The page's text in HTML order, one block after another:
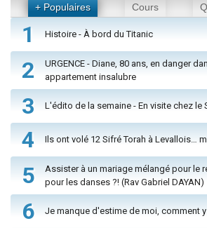
+ Populaires Cours
1 Histoire - À bord du Titanic
2
URGENCE - Diane, 80 ans, en danger
appartement insalubre
3 L'édito de la semaine - En visite chez le
4 Ils ont volé 12 Sifré Torah à Levallois…
5
Assister à un mariage mélangé pour le
pour les danses ?! (Rav Gabriel DAYAN)
6 Je manque d'estime de moi, comment